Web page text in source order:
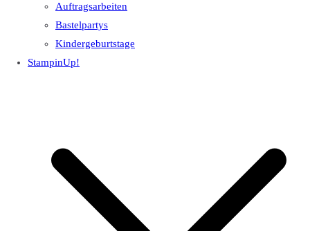
Auftragsarbeiten
Bastelpartys
Kindergeburtstage
StampinUp!